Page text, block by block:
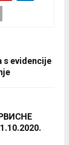
s evidencije